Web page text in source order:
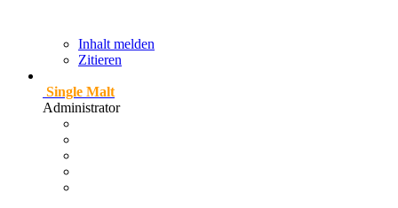
Inhalt melden
Zitieren
Single Malt
Administrator